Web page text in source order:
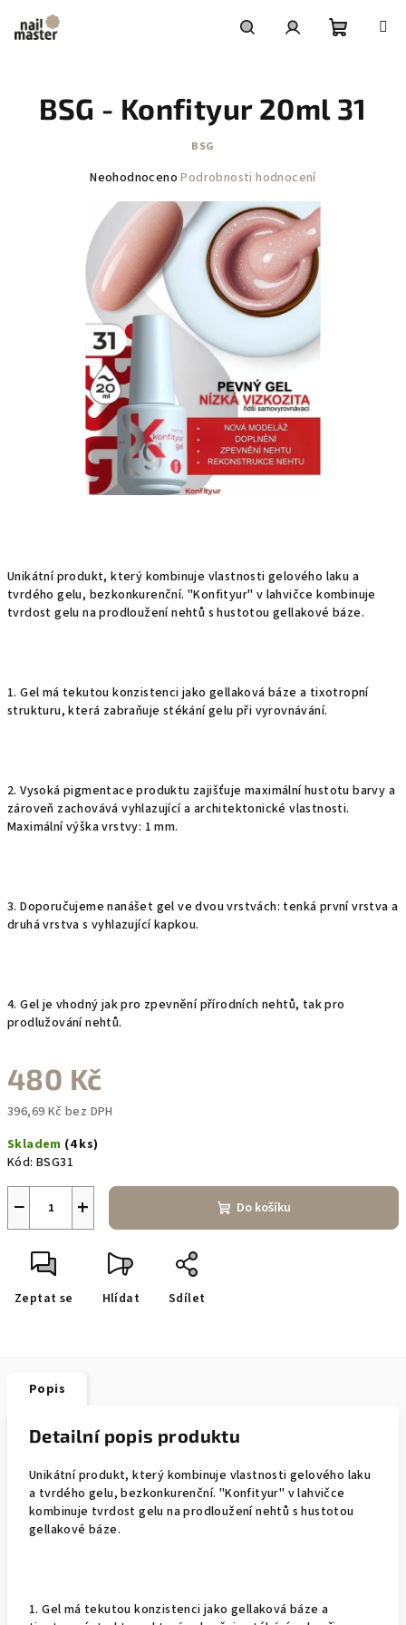
obsah
košík
Unikátní produkt, který kombinuje vlastnosti gelového laku a
tvrdého gelu, bezkonkurenční. "Konfityur" v lahvičce kombinuje
tvrdost gelu na prodloužení nehtů s hustotou gellakové báze.
1. Gel má tekutou konzistenci jako gellaková báze a tixotropní
strukturu, která zabraňuje stékání gelu při vyrovnávání.
2. Vysoká pigmentace produktu zajišťuje maximální hustotu barvy a
zároveň zachovává vyhlazující a architektonické vlastnosti.
Maximální výška vrstvy: 1 mm.
3. Doporučujeme nanášet gel ve dvou vrstvách: tenká první vrstva a
druhá vrstva s vyhlazující kapkou.
4. Gel je vhodný jak pro zpevnění přírodních nehtů, tak pro
prodlužování nehtů.
480 Kč
396,69 Kč bez DPH
cena:
Skladem (4 ks)
Kód: BSG31
+
− Do košíku
Zeptat se Hlídat Sdílet
BSG - Konfityur 20ml 31
BSG
Průměrné
produktu
je
0,0
5
hvězdiček.
Neohodnoceno Podrobnosti hodnocení
Popis
Detailní popis produktu
Unikátní produkt, který kombinuje vlastnosti gelového laku
a tvrdého gelu, bezkonkurenční. "Konfityur" v lahvičce
kombinuje tvrdost gelu na prodloužení nehtů s hustotou
gellakové báze.
1. Gel má tekutou konzistenci jako gellaková báze a